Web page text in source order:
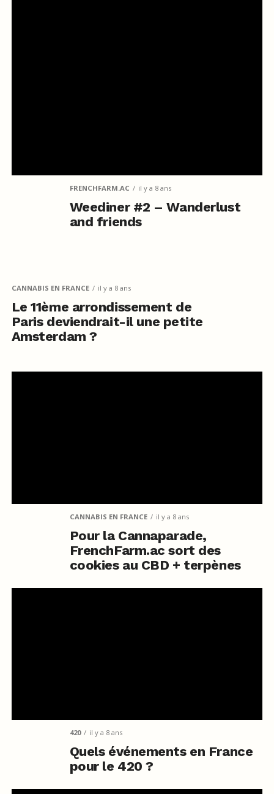
FRENCHFARM.AC il y a 8 ans
Weediner #2 – Wanderlust
and friends
CANNABIS EN FRANCE il y a 8 ans
Le 11ème arrondissement de
Paris deviendrait-il une petite
Amsterdam ?
CANNABIS EN FRANCE il y a 8 ans
Pour la Cannaparade,
FrenchFarm.ac sort des
cookies au CBD + terpènes
420 il y a 8 ans
Quels événements en France
pour le 420 ?